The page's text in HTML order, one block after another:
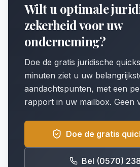
Wilt u optimale
zekerheid voor uw
onderneming?
Doe de gratis juridische
minuten ziet u uw
aandachtspunten, met een
rapport in uw mailbox. Geen
Doe de gratis
Bel (0570)